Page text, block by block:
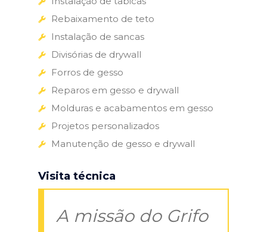
Rebaixamento de teto
Instalação de sancas
Divisórias de drywall
Forros de gesso
Reparos em gesso e drywall
Molduras e acabamentos em gesso
Projetos personalizados
Manutenção de gesso e drywall
Visita técnica
A missão do Grifo